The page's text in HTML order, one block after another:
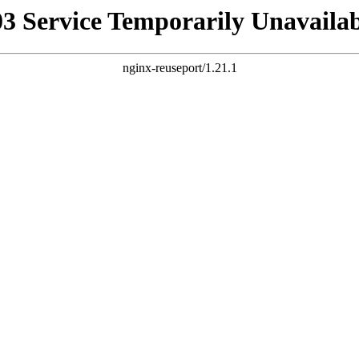
Service Temporarily
nginx-reuseport/1.21.1